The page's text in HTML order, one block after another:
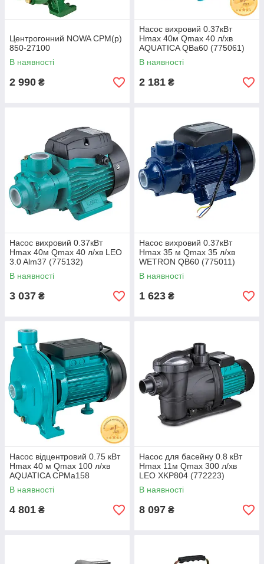
Центрогонний NOWA CPM(p)
850-27100
В наявності
2 990 ₴
Насос вихровий 0.37кВт
Hmax 40м Qmax 40 л/хв
AQUATICA QBa60 (775061)
В наявності
2 181 ₴
Насос вихровий 0.37кВт
Hmax 40м Qmax 40 л/хв LEO
3.0 Alm37 (775132)
В наявності
3 037 ₴
Насос вихровий 0.37кВт
Hmax 35 м Qmax 35 л/хв
WETRON QB60 (775011)
В наявності
1 623 ₴
Насос відцентровий 0.75 кВт
Hmax 40 м Qmax 100 л/хв
AQUATICA CPMa158
(775071)
В наявності
4 801 ₴
Насос для басейну 0.8 кВт
Hmax 11м Qmax 300 л/хв
LEO XKP804 (772223)
В наявності
8 097 ₴